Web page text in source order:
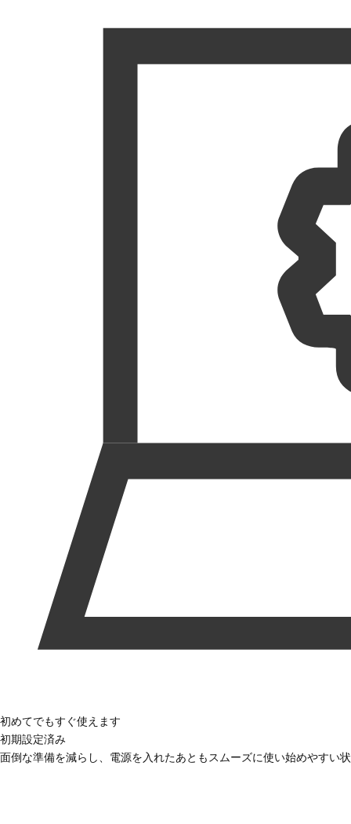
初めてでもすぐ使えます
初期設定済み
面倒な準備を減らし、電源を入れたあともスムーズに使い始めやすい